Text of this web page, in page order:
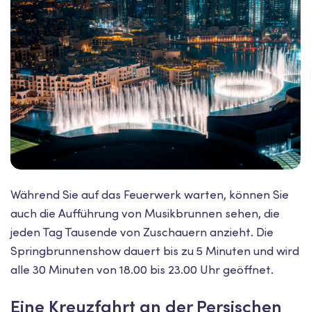
Während Sie auf das Feuerwerk warten, können Sie
auch die Aufführung von Musikbrunnen sehen, die
jeden Tag Tausende von Zuschauern anzieht. Die
Springbrunnenshow dauert bis zu 5 Minuten und wird
alle 30 Minuten von 18.00 bis 23.00 Uhr geöffnet.
Eine Kreuzfahrt an der Persischen